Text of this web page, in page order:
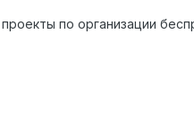
по организации